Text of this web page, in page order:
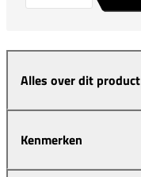
Alles over dit product
Kenmerken